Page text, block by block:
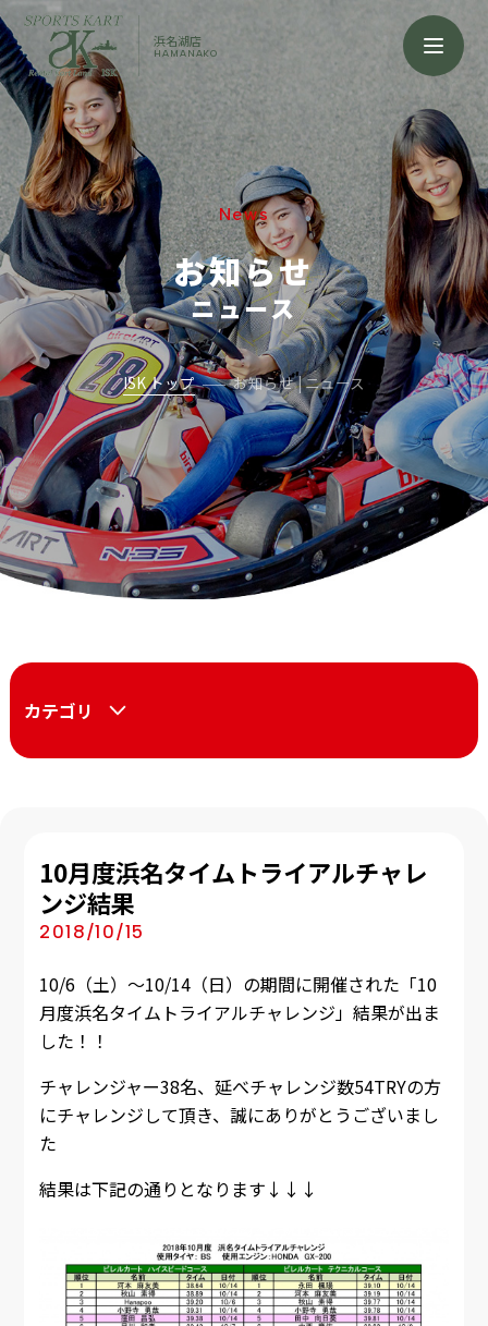
浜名湖店
HAMANAKO
News
お知らせ
ニュース
ISK トップ お知らせ | ニュース
カテゴリ
10月度浜名タイムトライアルチャレ
ンジ結果
2018/10/15
10/6（土）～10/14（日）の期間に開催された「10
月度浜名タイムトライアルチャレンジ」結果が出ま
した！！
チャレンジャー38名、延べチャレンジ数54TRYの方
にチャレンジして頂き、誠にありがとうございまし
た
結果は下記の通りとなります↓↓↓